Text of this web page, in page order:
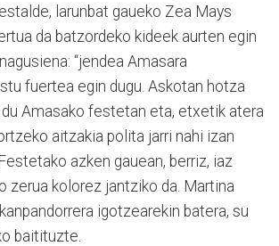
larunbat gaueko Zea Mays
da batzordeko kideek aurten egin
“jendea Amasara
fuertea egin dugu. Askotan hotza
Amasako festetan eta, etxetik atera
aitzakia polita jarri nahi izan
azken gauean, berriz, iaz
zerua kolorez jantziko da. Martina
igotzearekin batera, su
baitituzte.